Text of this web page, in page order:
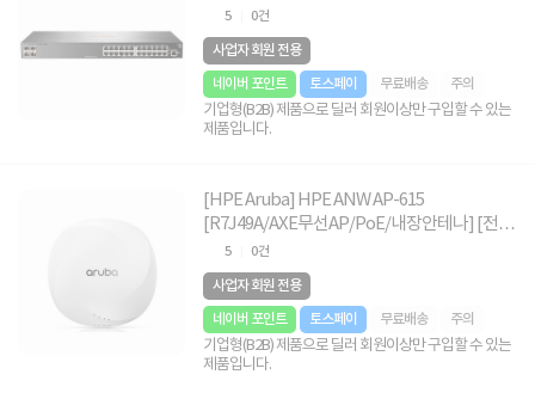
PoE]
5 0건
사업자 회원 전용
네이버 포인트
토스페이 무료배송 주의
기업형(B2B) 제품으로 딜러 회원이상만 구입할 수 있는
제품입니다.
[HPE Aruba] HPE ANW AP-615
[R7J49A/AXE무선AP/PoE/내장안테나] [전원
장치 및 월마운트 미포함]
5 0건
사업자 회원 전용
네이버 포인트
토스페이 무료배송 주의
기업형(B2B) 제품으로 딜러 회원이상만 구입할 수 있는
제품입니다.